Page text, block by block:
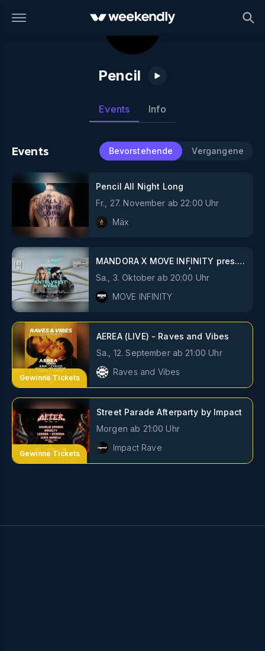
Pencil
Events Info
Events Bevorstehende Vergangene
Pencil All Night Long
Fr., 27. November ab 22:00 Uhr
Mäx
MANDORA X MOVE INFINITY pres.
KNTRLVRLST & NYRA | Zinkbad
Zürich
Sa., 3. Oktober ab 20:00 Uhr
MOVE INFINITY
Gewinne Tickets
AEREA (LIVE) - Raves and Vibes
Sa., 12. September ab 21:00 Uhr
Raves and Vibes
Gewinne Tickets
Street Parade Afterparty by Impact
Morgen ab 21:00 Uhr
Impact Rave